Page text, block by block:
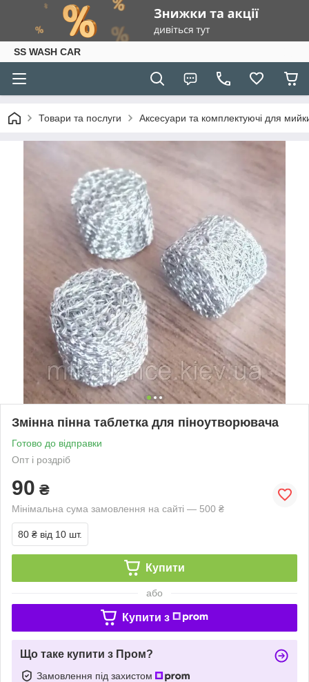
SS WASH CAR
Товари та послуги Аксесуари та комплектуючі для
Змінна пінна таблетка для піноутворювача
Готово до відправки
Опт і роздріб
90 ₴
Мінімальна сума замовлення на сайті — 500 ₴
80 ₴ від 10 шт.
Купити
або
Купити з
Що таке купити з Пром?
Замовлення під захистом